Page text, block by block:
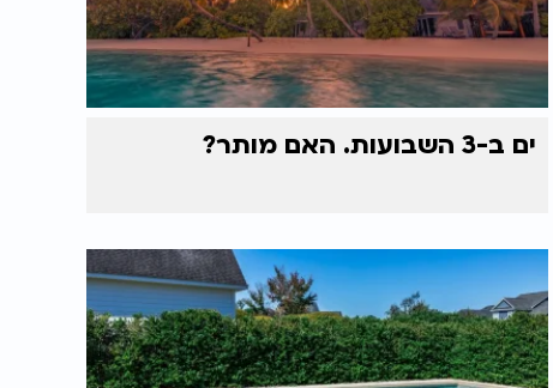
ים ב-3 השבועות. האם מותר?